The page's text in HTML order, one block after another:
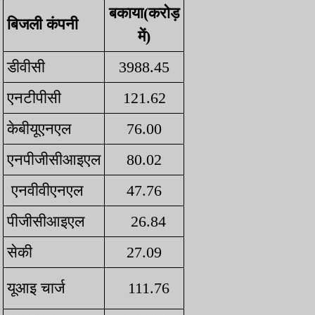
बिजली कंपनी
बकाया(करोड़
में)
डीवीसी
3988.45
एनटीपीसी
121.62
केबीयूएनएल
76.00
एनपीजीसीआइएल
80.02
एनवीवीएनएल
47.76
पीजीसीआइएल
26.84
सेकी
27.09
यूआइ चार्ज 111.76